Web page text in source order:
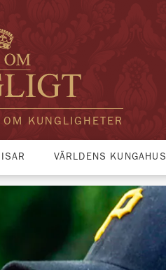
KUNGLIGHETER
VÄRLDENS KUNGAHUS